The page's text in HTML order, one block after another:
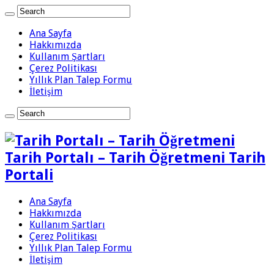
Ana Sayfa
Hakkımızda
Kullanım Şartları
Çerez Politikası
Yıllık Plan Talep Formu
İletişim
Tarih Portalı – Tarih Öğretmeni Tarih
Portali
Ana Sayfa
Hakkımızda
Kullanım Şartları
Çerez Politikası
Yıllık Plan Talep Formu
İletişim